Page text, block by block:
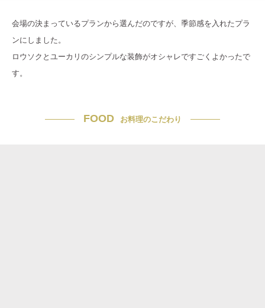
会場の決まっているプランから選んだのですが、季節感を入れたプラ
ンにしました。
ロウソクとユーカリのシンプルな装飾がオシャレですごくよかったで
す。
FOOD お料理のこだわり